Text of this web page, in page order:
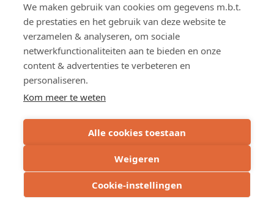
We maken gebruik van cookies om gegevens m.b.t.
de prestaties en het gebruik van deze website te
verzamelen & analyseren, om sociale
netwerkfunctionaliteiten aan te bieden en onze
content & advertenties te verbeteren en
personaliseren.
Kom meer te weten
Alle cookies toestaan
Weigeren
Cookie-instellingen
Gerelateerd
Nieuws (3)